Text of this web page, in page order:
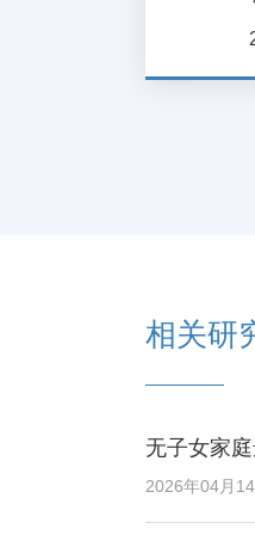
相关研
无子女家
2026年04月14